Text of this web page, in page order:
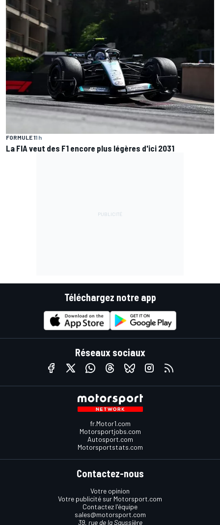
FORMULE 11 h
La FIA veut des F1 encore plus légères d'ici 2031
Téléchargez notre app
Réseaux sociaux
fr.Motor1.com
Motorsportjobs.com
Autosport.com
Motorsportstats.com
Contactez-nous
Votre opinion
Votre publicité sur Motorsport.com
Contactez l'équipe
sales@motorsport.com
39, rue de la Saussière